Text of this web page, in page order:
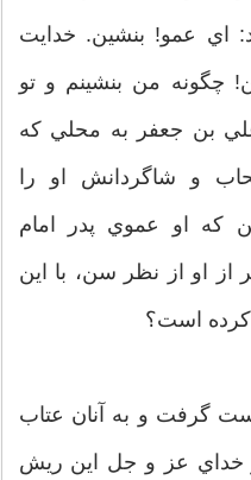
اي عمو! بنشين. خدايت
چگونه من بنشينم و تو
بن جعفر به محلي كه
و شاگردانش او را
كه او عموي پدر امام
او از نظر سن، با اين
كرده است؟
گرفت و به آنان عتاب
خداي عز و جل اين ريش